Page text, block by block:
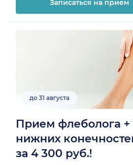
Записаться на прием
до 31 августа
Прием флеболога
нижних
за 4 300 руб.!